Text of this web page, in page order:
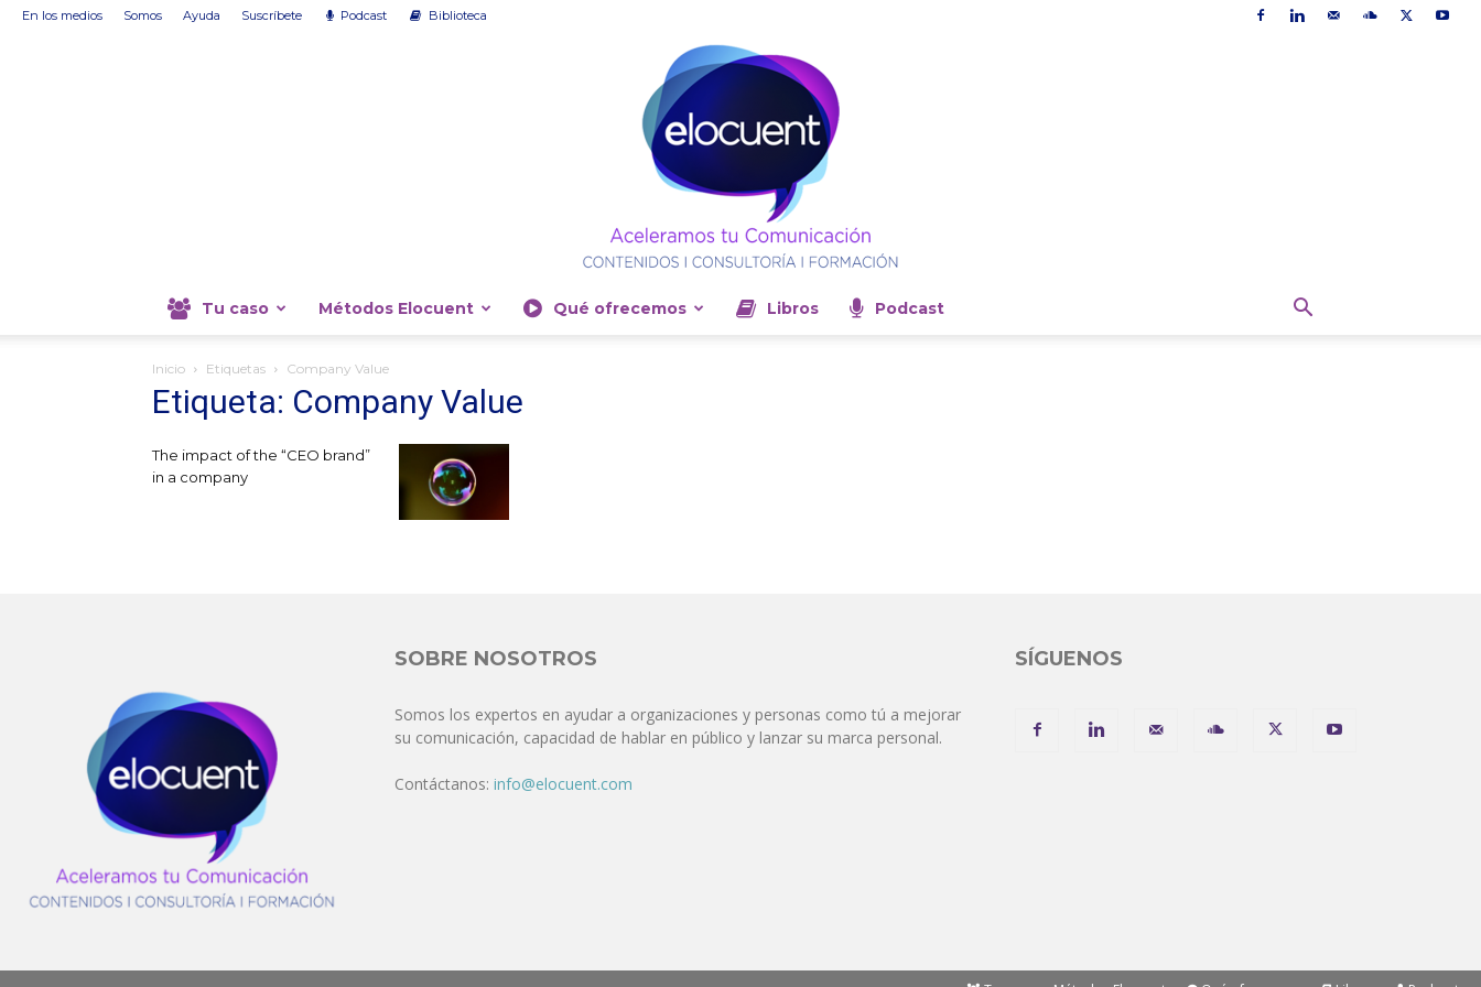
En los medios Somos Ayuda Suscríbete Podcast Biblioteca
Tu caso Métodos Elocuent Qué ofrecemos Libros Podcast
Inicio Etiquetas Company Value
Etiqueta: Company Value
The impact of the “CEO brand”
in a company
SOBRE NOSOTROS
Somos los expertos en ayudar a organizaciones y personas como tú a mejorar
su comunicación, capacidad de hablar en público y lanzar su marca personal.
Contáctanos: info@elocuent.com
SÍGUENOS